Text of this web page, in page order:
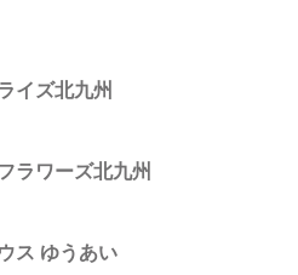
イズ北九州
ラワーズ北九州
ス ゆうあい